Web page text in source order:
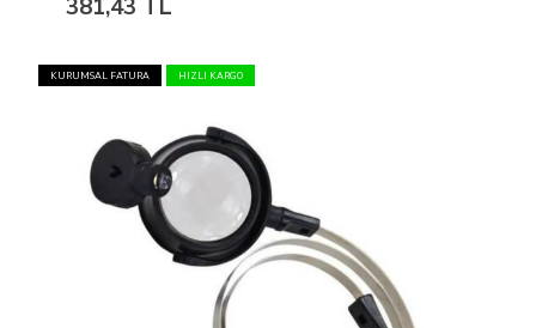
381,43 TL
KURUMSAL FATURA HIZLI KARGO